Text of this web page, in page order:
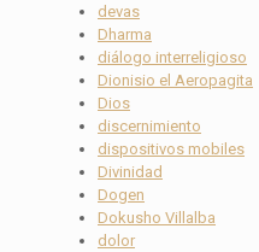
devas
Dharma
diálogo interreligioso
Dionisio el Aeropagita
Dios
discernimiento
dispositivos mobiles
Divinidad
Dogen
Dokusho Villalba
dolor